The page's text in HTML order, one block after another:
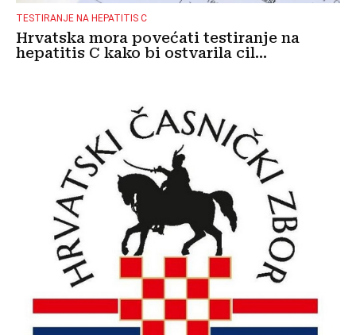
TESTIRANJE NA HEPATITIS C
Hrvatska mora povećati testiranje na
hepatitis C kako bi ostvarila cil...